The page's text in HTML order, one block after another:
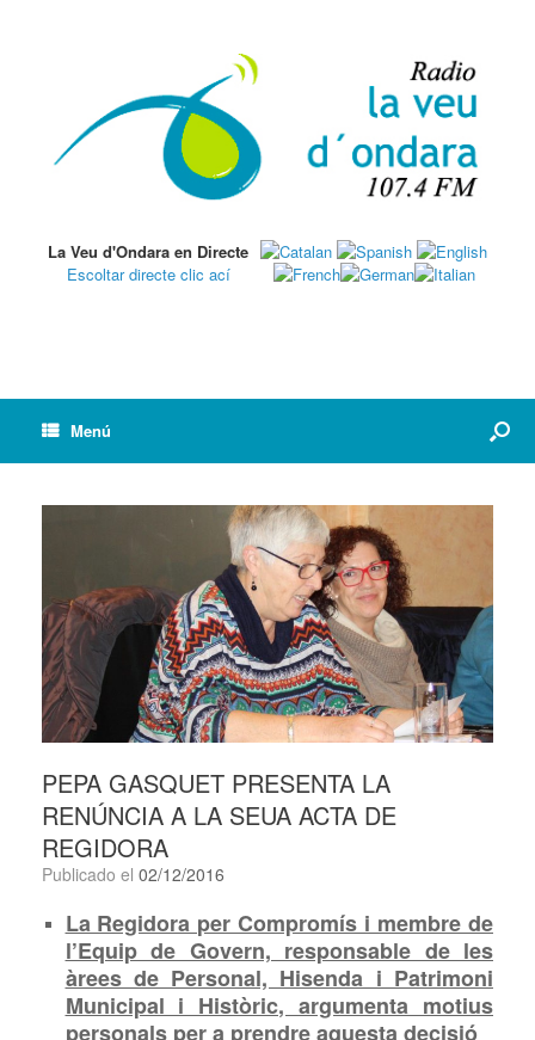
La Veu d'Ondara en Directe
Escoltar directe clic ací
Menú
PEPA GASQUET PRESENTA LA
RENÚNCIA A LA SEUA ACTA DE
REGIDORA
Publicado el 02/12/2016
La Regidora per Compromís i membre de
l’Equip de Govern, responsable de les
àrees de Personal, Hisenda i Patrimoni
Municipal i Històric, argumenta motius
personals per a prendre aquesta decisió